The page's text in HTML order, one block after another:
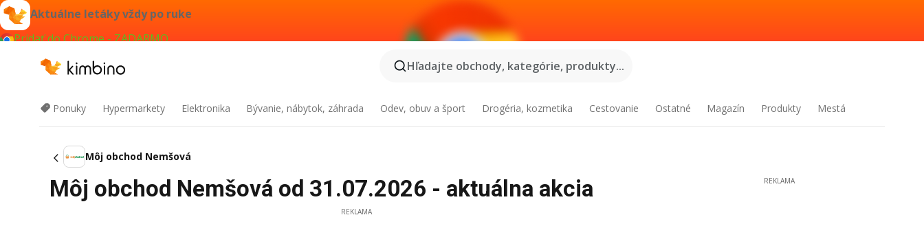
Aktuálne letáky vždy po ruke
Pridať do Chrome - ZADARMO
Hľadajte obchody, kategórie, produkty...
Ponuky Hypermarkety Elektronika Bývanie, nábytok, záhrada Odev, obuv a šport Drogéria, kozmetika Cestovanie Ostatné Magazín Produkty Mestá
Môj obchod Nemšová
Môj obchod Nemšová od 31.07.2026 - aktuálna akcia
REKLAMA
REKLAMA